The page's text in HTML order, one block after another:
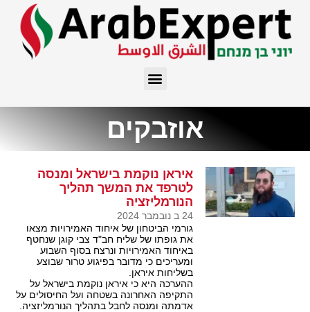
אוזבקים
איראן נוקמת בישראל ומנסה
לטרפד את המשך תהליך
הנורמליזציה
24 ב נובמבר 2024
גורמי הביטחון של איחוד האמירויות מצאו
את גופתו של שליח חב"ד צבי קוגן שנחטף
באיחוד האמירויות ונרצח בסוף השבוע
ומעריכים כי מדובר בפיגוע טרור שבוצע
בשליחות איראן.
ההערכה היא כי איראן נוקמת בישראל על
התקיפה האחרונה בשטחה ועל החיסולים על
אדמתה ומנסה לחבל בתהליך הנורמליזציה.